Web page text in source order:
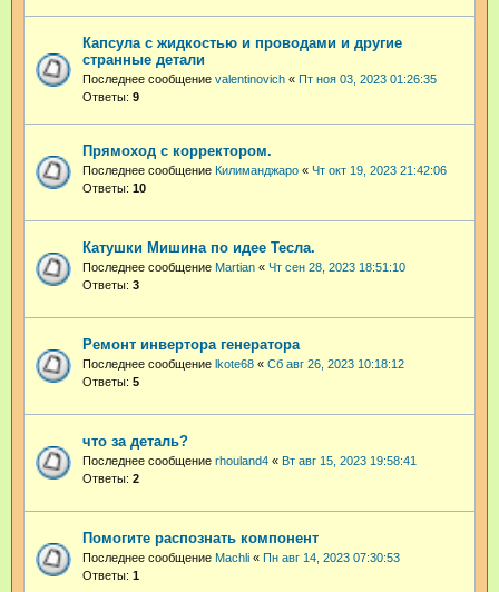
Капсула с жидкостью и проводами и другие
странные детали
Последнее сообщение valentinovich « Пт ноя 03, 2023 01:26:35
Ответы: 9
Прямоход с корректором.
Последнее сообщение Килиманджаро « Чт окт 19, 2023 21:42:06
Ответы: 10
Катушки Мишина по идее Тесла.
Последнее сообщение Martian « Чт сен 28, 2023 18:51:10
Ответы: 3
Ремонт инвертора генератора
Последнее сообщение lkote68 « Сб авг 26, 2023 10:18:12
Ответы: 5
что за деталь?
Последнее сообщение rhouland4 « Вт авг 15, 2023 19:58:41
Ответы: 2
Помогите распознать компонент
Последнее сообщение Machli « Пн авг 14, 2023 07:30:53
Ответы: 1